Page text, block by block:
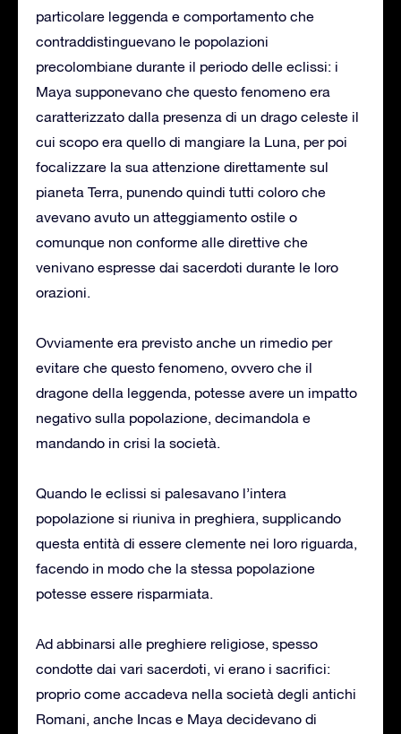
particolare leggenda e comportamento che
contraddistinguevano le popolazioni
precolombiane durante il periodo delle eclissi: i
Maya supponevano che questo fenomeno era
caratterizzato dalla presenza di un drago celeste il
cui scopo era quello di mangiare la Luna, per poi
focalizzare la sua attenzione direttamente sul
pianeta Terra, punendo quindi tutti coloro che
avevano avuto un atteggiamento ostile o
comunque non conforme alle direttive che
venivano espresse dai sacerdoti durante le loro
orazioni.
Ovviamente era previsto anche un rimedio per
evitare che questo fenomeno, ovvero che il
dragone della leggenda, potesse avere un impatto
negativo sulla popolazione, decimandola e
mandando in crisi la società.
Quando le eclissi si palesavano l’intera
popolazione si riuniva in preghiera, supplicando
questa entità di essere clemente nei loro riguarda,
facendo in modo che la stessa popolazione
potesse essere risparmiata.
Ad abbinarsi alle preghiere religiose, spesso
condotte dai vari sacerdoti, vi erano i sacrifici:
proprio come accadeva nella società degli antichi
Romani, anche Incas e Maya decidevano di